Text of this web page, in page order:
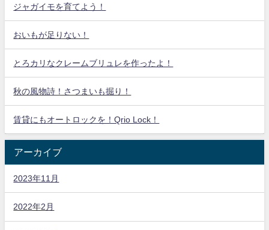
ジャガイモを育てよう！
おいもが足りない！
とろカリなクレームブリュレを作ったよ！
秋の風物詩！さつまいも掘り！
賃貸にもオートロックを！Qrio Lock！
アーカイブ
2023年11月
2022年2月